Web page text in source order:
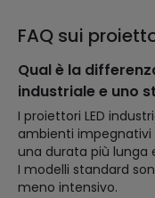
FAQ sui
Qual è la
industriale e uno
I proiettori LED
ambienti
una durata più lunga
I modelli standard
meno intensivo.